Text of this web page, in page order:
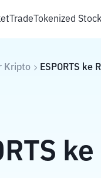
TradeTokenized Stock
Kripto ESPORTS ke
ke